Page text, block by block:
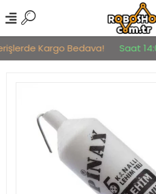
Kargo Bedava! Saat